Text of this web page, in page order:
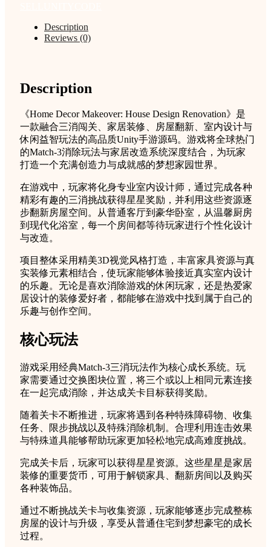
消
计
手
游
项
目
Description
Reviews (0)
Description
《Home Decor Makeover: House Design Renovation》是
一款融合三消闯关、家居装修、房屋翻新、室内设计与
休闲益智玩法的高品质Unity手游源码。游戏将全球热门
的Match-3消除玩法与家居改造系统深度结合，为玩家
打造一个充满创造力与成就感的梦想家园世界。
在游戏中，玩家将化身专业室内设计师，通过完成各种
精彩有趣的三消挑战获得星星奖励，并利用这些资源逐
步翻新房屋空间。从普通客厅到豪华卧室，从温馨厨房
到现代化浴室，每一个房间都等待玩家进行个性化设计
与改造。
项目整体采用精美3D视觉风格打造，丰富家具资源与真
实装修元素相结合，使玩家能够体验接近真实室内设计
的乐趣。无论是喜欢消除游戏的休闲玩家，还是热爱家
居设计的装修爱好者，都能够在游戏中找到属于自己的
乐趣与创作空间。
核心玩法
游戏采用经典Match-3三消玩法作为核心成长系统。玩
家需要通过交换图块位置，将三个或以上相同元素连接
在一起完成消除，并达成关卡目标获得奖励。
随着关卡不断推进，玩家将遇到各种特殊障碍物、收集
任务、限步挑战以及特殊消除机制。合理利用连击效果
与特殊道具能够帮助玩家更加轻松地完成高难度挑战。
完成关卡后，玩家可以获得星星资源。这些星星是家居
装修的重要货币，可用于解锁家具、翻新房间以及购买
各种装饰品。
通过不断挑战关卡与收集资源，玩家能够逐步完成整栋
房屋的设计与升级，享受从普通住宅到梦想豪宅的成长
过程。